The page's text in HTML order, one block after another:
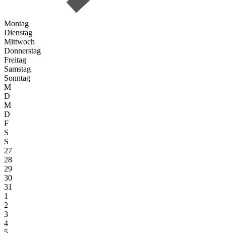
Montag
Dienstag
Mittwoch
Donnerstag
Freitag
Samstag
Sonntag
M
D
M
D
F
S
S
27
28
29
30
31
1
2
3
4